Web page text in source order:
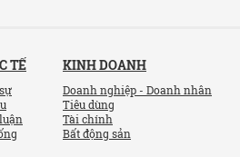
TẾ KINH DOANH
Doanh nghiệp - Doanh nhân
Tiêu dùng
Tài chính
Bất động sản